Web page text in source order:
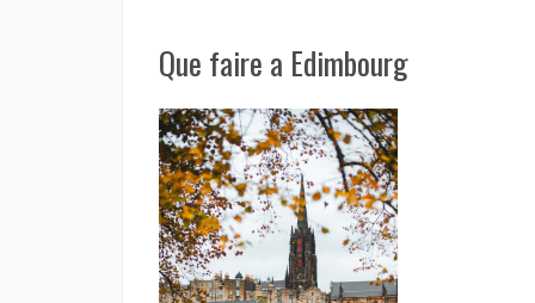
Que faire a Edimbourg